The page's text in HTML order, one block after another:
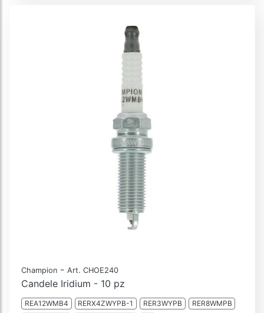
Champion - Art. CHOE240
Candele Iridium - 10 pz
REA12WMB4 RERX4ZWYPB-1 RER3WYPB
RER8WMPB